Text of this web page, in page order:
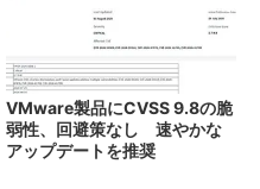
VMware製品にCVSS 9.8の脆
弱性、回避策なし 速やかな
アップデートを推奨